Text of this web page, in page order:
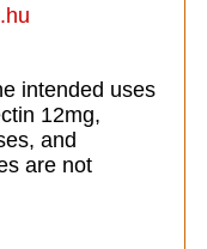
intended uses
12mg,
and
are not